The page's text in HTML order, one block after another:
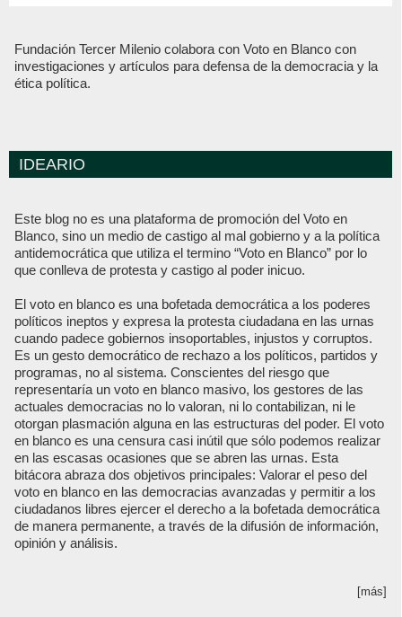
Fundación Tercer Milenio colabora con Voto en Blanco con
investigaciones y artículos para defensa de la democracia y la
ética política.
IDEARIO
Este blog no es una plataforma de promoción del Voto en
Blanco, sino un medio de castigo al mal gobierno y a la política
antidemocrática que utiliza el termino “Voto en Blanco” por lo
que conlleva de protesta y castigo al poder inicuo.
El voto en blanco es una bofetada democrática a los poderes
políticos ineptos y expresa la protesta ciudadana en las urnas
cuando padece gobiernos insoportables, injustos y corruptos.
Es un gesto democrático de rechazo a los políticos, partidos y
programas, no al sistema. Conscientes del riesgo que
representaría un voto en blanco masivo, los gestores de las
actuales democracias no lo valoran, ni lo contabilizan, ni le
otorgan plasmación alguna en las estructuras del poder. El voto
en blanco es una censura casi inútil que sólo podemos realizar
en las escasas ocasiones que se abren las urnas. Esta
bitácora abraza dos objetivos principales: Valorar el peso del
voto en blanco en las democracias avanzadas y permitir a los
ciudadanos libres ejercer el derecho a la bofetada democrática
de manera permanente, a través de la difusión de información,
opinión y análisis.
[más]